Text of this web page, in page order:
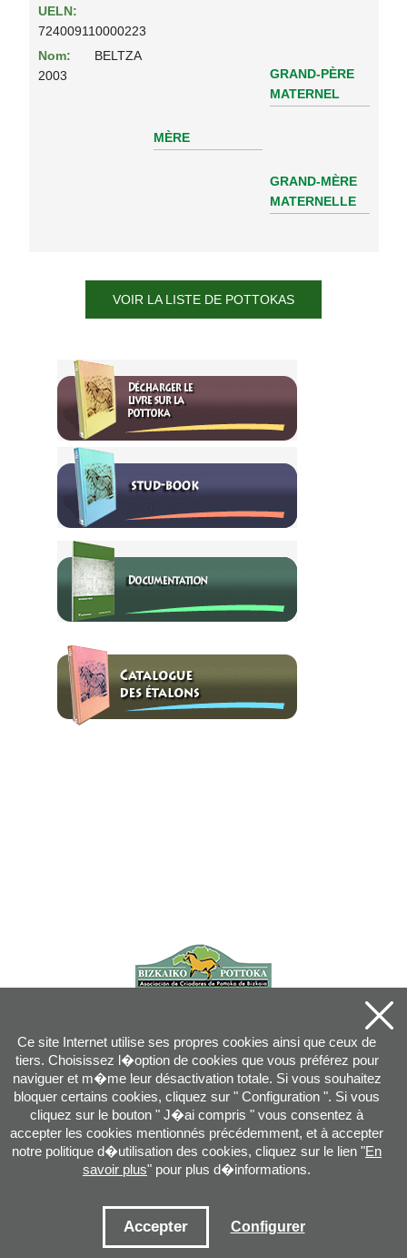
UELN:
724009110000223
Nom:
BELTZA
2003
MÈRE
GRAND-PÈRE
MATERNEL
GRAND-MÈRE
MATERNELLE
VOIR LA LISTE DE POTTOKAS
info@pottoka.info
Conditions d'Utilisation-Politique de Privacité-Politique des Cookies
Ce site Internet utilise ses propres cookies ainsi que ceux de
tiers. Choisissez l�option de cookies que vous préférez pour
naviguer et m�me leur désactivation totale. Si vous souhaitez
bloquer certains cookies, cliquez sur " Configuration ". Si vous
cliquez sur le bouton " J�ai compris " vous consentez à
accepter les cookies mentionnés précédemment, et à accepter
notre politique d�utilisation des cookies, cliquez sur le lien "En
savoir plus" pour plus d�informations.
Accepter Configurer